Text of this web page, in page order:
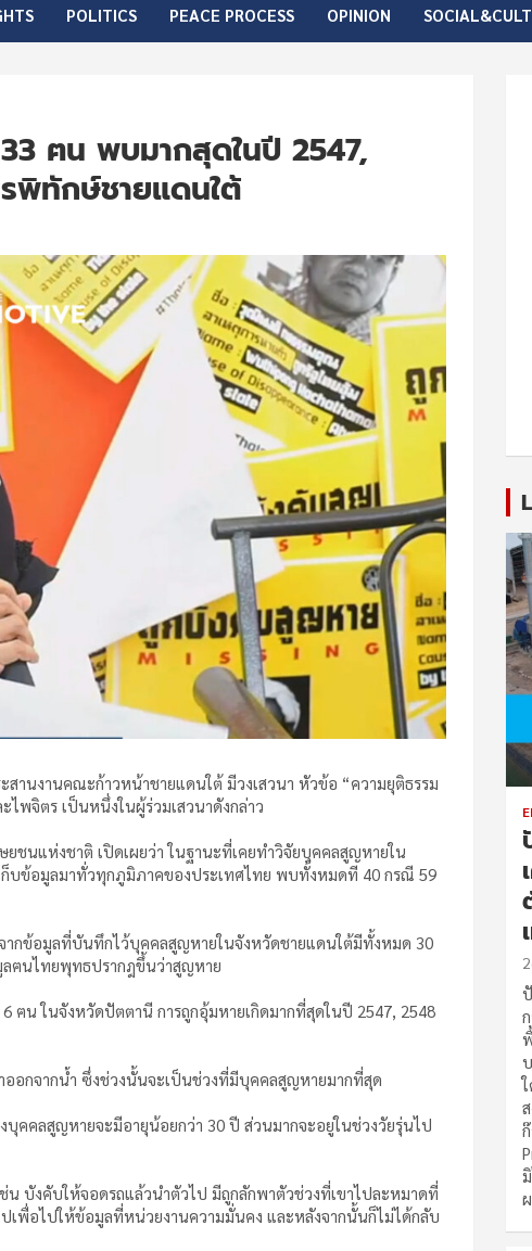
POLITICS PEACE PROCESS OPINION
ฅน พบมากสุดในปี 2547,
พิทักษ์ชายแดนใต้
านงานคณะก้าวหน้าชายแดนใต้ มีวงเสวนา หัวข้อ “ความยุติธรรม
พจิตร เป็นหนึ่งในผู้ร่วมเสวนาดังกล่าว
นแห่งชาติ เปิดเผยว่า ในฐานะที่เคยทำวิจัยบุคคลสูญหายใน
บข้อมูลมาทั่วทุกภูมิภาคของประเทศไทย พบทั้งหมดที 40 กรณี 59
กข้อมูลที่บันทึกไว้บุคคลสูญหายในจังหวัดชายแดนใต้มีทั้งหมด 30
ฅนไทยพุทธปรากฎขึ้นว่าสูญหาย
ฅน ในจังหวัดปัตตานี การถูกอุ้มหายเกิดมากที่สุดในปี 2547, 2548
อกจากน้ำ ซึ่งช่วงนั้นจะเป็นช่วงที่มีบุคคลสูญหายมากที่สุด
คคลสูญหายจะมีอายุน้อยกว่า 30 ปี ส่วนมากจะอยู่ในช่วงวัยรุ่นไป
บังคับให้จอดรถแล้วนำตัวไป มีถูกลักพาตัวช่วงที่เขาไปละหมาดที่
เพื่อไปให้ข้อมูลที่หน่วยงานความมั่นคง และหลังจากนั้นก็ไม่ได้กลับ